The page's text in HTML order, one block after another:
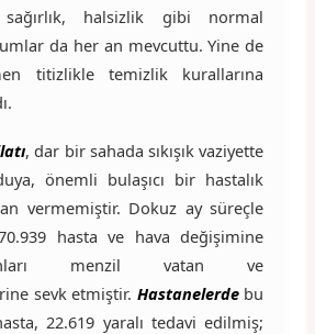
sağırlık, halsizlik gibi normal
da her an mevcuttu. Yine de
titizlikle temizlik kurallarına
, dar bir sahada sıkışık vaziyette
önemli bulaşıcı bir hastalık
vermemiştir. Dokuz ay süreçle
hasta ve hava değişimine
menzil vatan ve
sevk etmiştir. Hastanelerde bu
22.619 yaralı tedavi edilmiş;